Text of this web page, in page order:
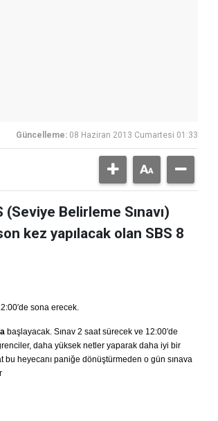
Güncelleme: 08 Haziran 2013 Cumartesi 01:33
Belirleme Sınavı)
kez yapılacak olan SBS 8
sona erecek.
başlayacak. Sınav 2 saat sürecek ve 12:00′de
daha yüksek netler yaparak daha iyi bir
bu heyecanı paniğe dönüştürmeden o gün sınava